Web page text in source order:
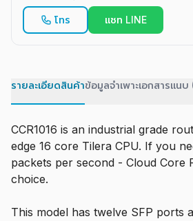
โทร แชท LINE
รายละเอียดสินค้าข้อมูลจำเพาะเอกสารแนบ
CCR1016 is an industrial grade
edge 16 core Tilera CPU. If you
packets per second - Cloud Core
choice.
This model has twelve SFP ports